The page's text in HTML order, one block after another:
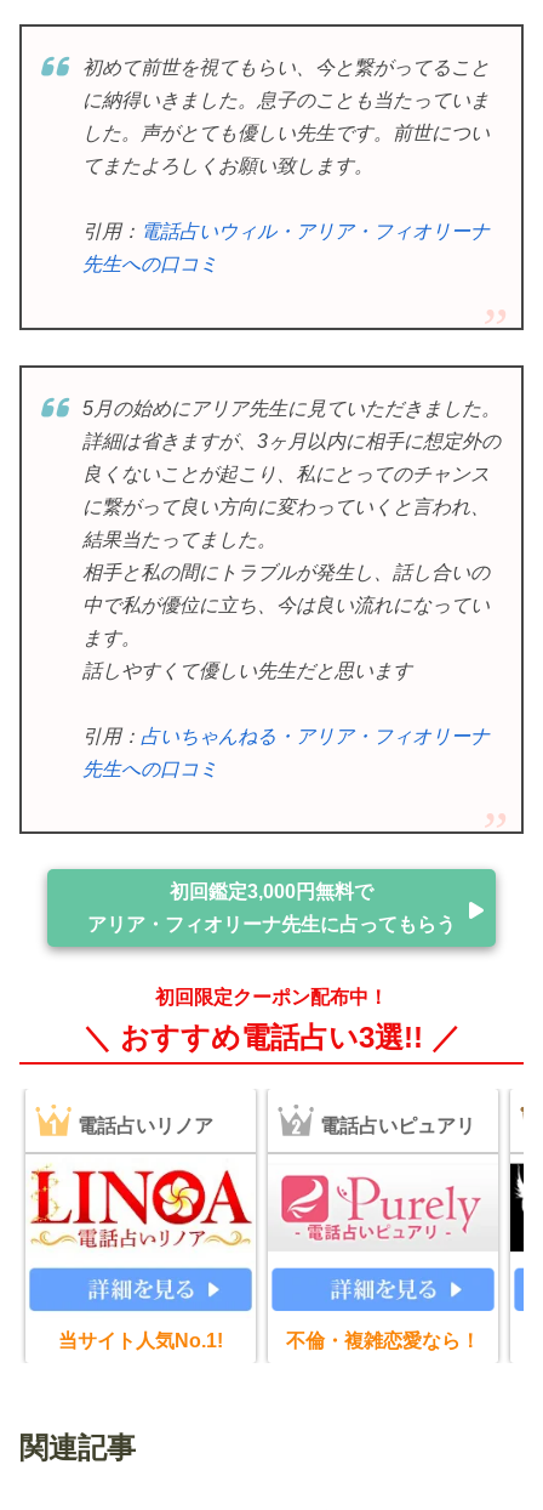
初めて前世を視てもらい、今と繋がってること
に納得いきました。息子のことも当たっていま
した。声がとても優しい先生です。前世につい
てまたよろしくお願い致します。
引用： 電話占いウィル・アリア・フィオリーナ
先生への口コミ
5月の始めにアリア先生に見ていただきました。
詳細は省きますが、3ヶ月以内に相手に想定外の
良くないことが起こり、私にとってのチャンス
に繋がって良い方向に変わっていくと言われ、
結果当たってました。
相手と私の間にトラブルが発生し、話し合いの
中で私が優位に立ち、今は良い流れになってい
ます。
話しやすくて優しい先生だと思います
引用： 占いちゃんねる・アリア・フィオリーナ
先生への口コミ
初回鑑定3,000円無料で
アリア・フィオリーナ先生に占ってもらう
初回限定クーポン配布中！
＼ おすすめ電話占い3選!! ／
電話占いリノア
当サイト人気No.1!
電話占いピュアリ
不倫・複雑恋愛なら！
関連記事